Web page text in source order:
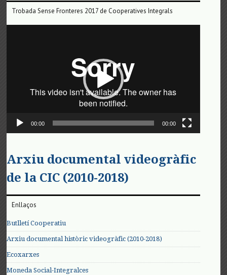
Trobada Sense Fronteres 2017 de Cooperatives Integrals
00:00 00:00
Arxiu documental videogràfic
de la CIC (2010-2018)
Enllaços
Butlletí Cooperatiu
Arxiu documental històric videogràfic (2010-2018)
Ecoxarxes
Moneda Social-Integralces